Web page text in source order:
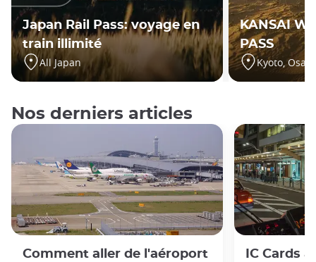
Japan Rail Pass: voyage en
train illimité
All Japan
KANSAI
PASS
Kyoto,
Nos derniers articles
Comment aller de l'aéroport
IC Cards